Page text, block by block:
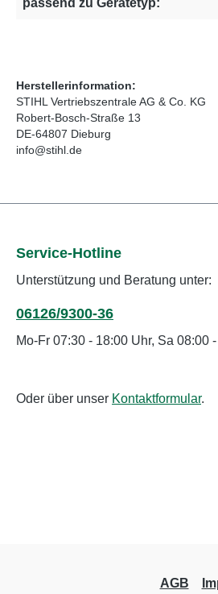
passend zu Gerätetyp:
Herstellerinformation:
STIHL Vertriebszentrale AG & Co. KG
Robert-Bosch-Straße 13
DE-64807 Dieburg
info@stihl.de
Service-Hotline
Unterstützung und Beratung unter:
06126/9300-36
Mo-Fr 07:30 - 18:00 Uhr, Sa 08:00
Oder über unser Kontaktformular.
AGB